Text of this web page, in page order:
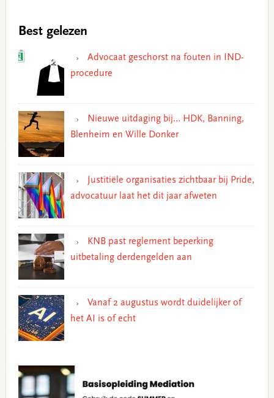
Best gelezen
Advocaat geschorst na fouten in IND-
procedure
Nieuwe uitdaging bij… HDK, Banning,
Blenheim en Wille Donker
Justitiële organisaties zichtbaar bij Pride,
advocatuur laat het dit jaar afweten
KNB past reglement beperking
uitbetaling derdengelden aan
Vanaf 2 augustus wordt duidelijker of
het AI is of echt